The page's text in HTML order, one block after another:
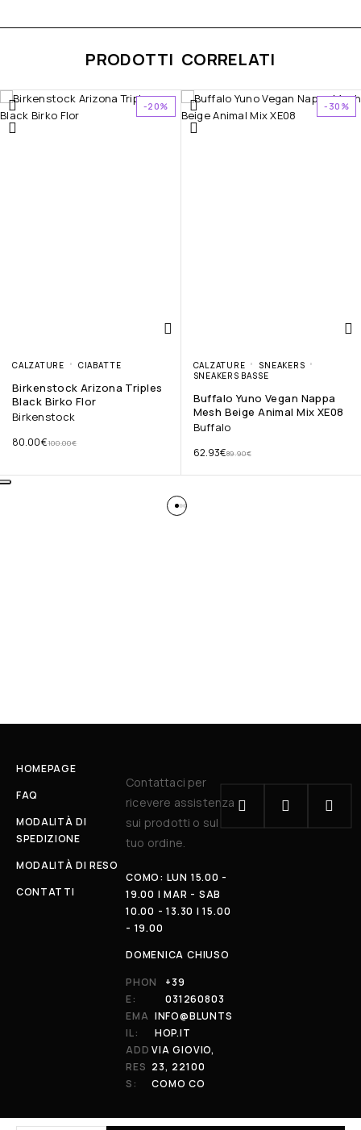
PRODOTTI CORRELATI
-20%
CALZATURE CIABATTE
Birkenstock Arizona Triples
Black Birko Flor
Birkenstock
100.00€
80.00€
-30%
CALZATURE
SNEAKERS
SNEAKERS BASSE
Buffalo Yuno Vegan Nappa
Mesh Beige Animal Mix XE08
Buffalo
89.90€
62.93€
HOMEPAGE
FAQ
MODALITÀ DI
SPEDIZIONE
MODALITÀ DI RESO
CONTATTI
Contattaci per
ricevere assistenza
sui prodotti o sul
tuo ordine.
COMO: LUN 15.00 -
19.00 | MAR - SAB
10.00 - 13.30 | 15.00
- 19.00
DOMENICA CHIUSO
PHON
E:
+39
031260803
EMA
IL:
INFO@BLUNTS
HOP.IT
ADD
RES
S:
VIA GIOVIO,
23, 22100
COMO CO